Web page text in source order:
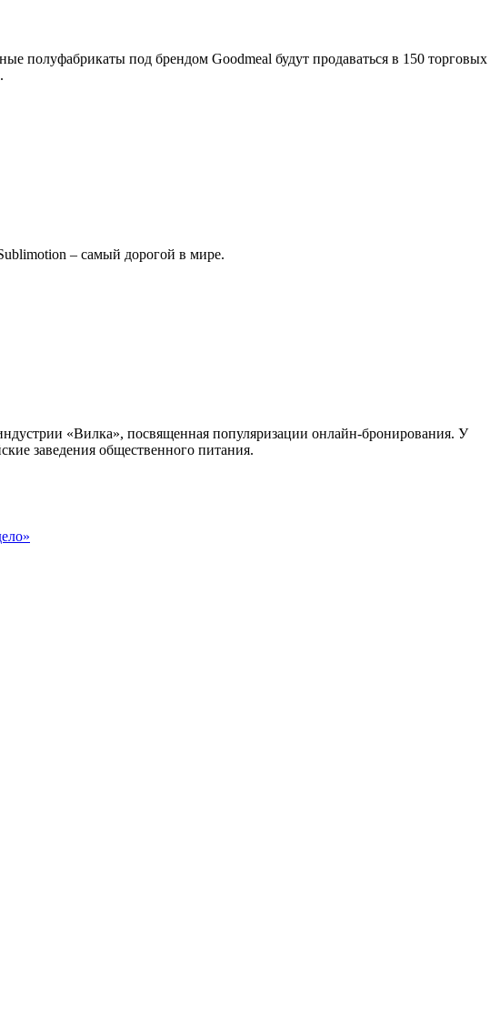
полуфабрикаты под брендом Goodmeal будут продаваться в 150 торговых
‒ самый дорогой в мире.
«Вилка», посвященная популяризации онлайн-бронирования. У
заведения общественного питания.